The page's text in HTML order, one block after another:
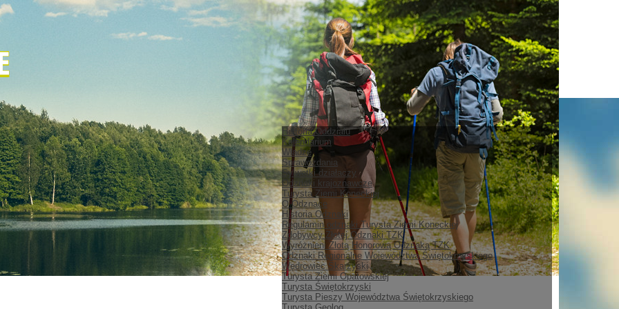
Historia Oddziału
Kalendarium
Władze
Sprawozdania
Sylwetki działaczy
Odznaki krajoznawcze
Turysta Ziemi Koneckiej
O Odznace
Historia Odznaki
Regulamin odznaki Turysta Ziemi Koneckiej
Zdobywcy Złotej Odznaki TZK
Wyróżnieni Złotą Honorową Odznaką TZK
Odznaki Regionalne Województwa Świętokrzyskiego
Wędrowiec Skarżyski
Turysta Ziemi Opatowskiej
Turysta Świętokrzyski
Turysta Pieszy Województwa Świętokrzyskiego